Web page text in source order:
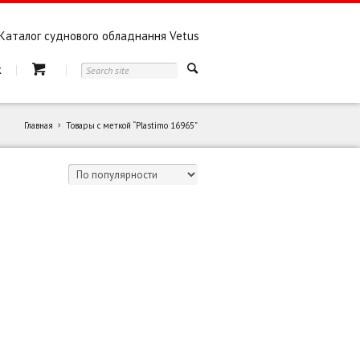
суднового обладнання Vetus
Главная Товары с меткой “Plastimo 16965”